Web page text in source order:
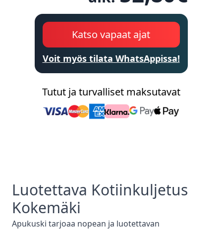
Katso vapaat ajat
Voit myös tilata WhatsAppissa!
Tutut ja turvalliset maksutavat
Luotettava Kotiinkuljetus
Kokemäki
Apukuski tarjoaa nopean ja luotettavan